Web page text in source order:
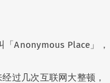
Anonymous Place」，
过几次互联网大整顿，